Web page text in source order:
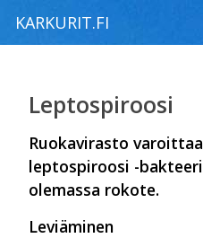
KARKURIT.FI
Leptospiroosi
Ruokavirasto
leptospiroosi -
olemassa rokote.
Leviäminen